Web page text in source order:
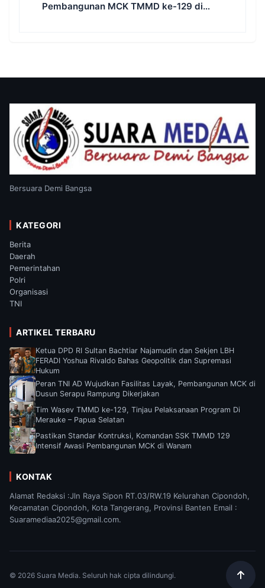
Pembangunan MCK TMMD ke-129 di
Bersuara Demi Bangsa
KATEGORI
Berita
Daerah
Pemerintahan
Polri
Organisasi
TNI
ARTIKEL TERBARU
Ketua DPD RI Sultan Bachtiar Najamudin dan Sekjen LBH
FERADI Yoshua Rivaldo Bahas Geopolitik dan Supremasi
Hukum
Peran TNI AD Wujudkan Fasilitas Layak, Pembangunan MCK di
Dusun Serapu Rampung Dikerjakan
Tim Wasev TMMD ke-129, Tinjau Pelaksanaan Program Di
Merauke – Papua Selatan
Pastikan Standar Kontruksi, Komandan SSK TMMD 129
Intensif Awasi Pembangunan MCK di Wanam
KONTAK
Alamat Redaksi :Jln Raya Sipon RT.03/RW.19 Kelurahan Cipondoh,
Kecamatan Cipondoh, Kota Tangerang, Provinsi Banten Email :
Suaramediaa2025@gmail.com.
© 2026 Suara Media. Seluruh hak cipta dilindungi.